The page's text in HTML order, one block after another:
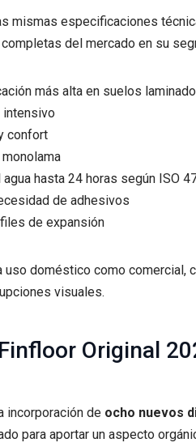
mismas especificaciones
del mercado en su
más alta en suelos
intensivo
confort
hasta 24 horas según ISO
de adhesivos
de expansión
doméstico como comercial,
visuales.
Original
incorporación de ocho nuevos
para aportar un aspecto